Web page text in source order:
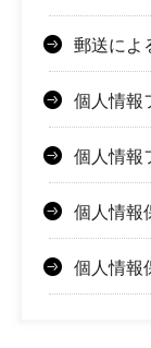
郵送によ
個人情報
個人情報
個人情報
個人情報